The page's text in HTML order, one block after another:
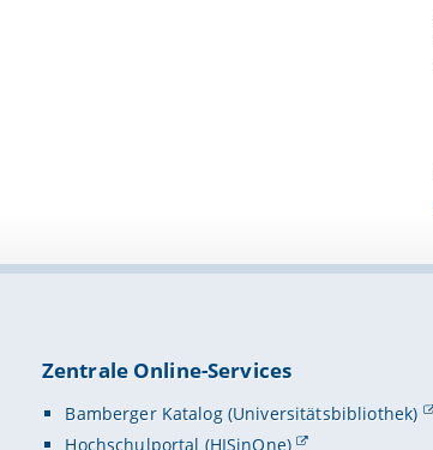
Zentrale Online-Services
Bamberger Katalog (Universitätsbibliothek)
Hochschulportal (HISinOne)